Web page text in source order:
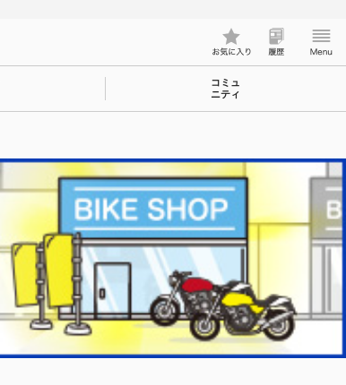
コミュ
ニティ